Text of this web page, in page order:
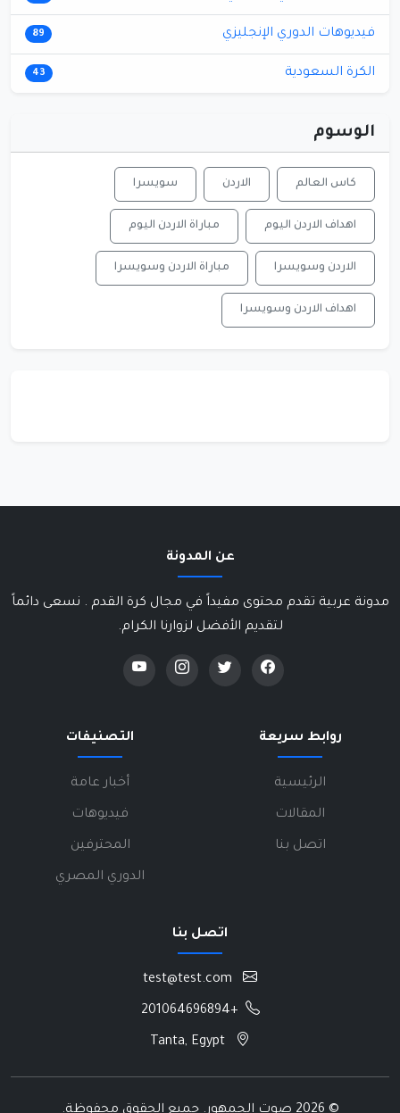
فيديوهات الدوري الإنجليزي 89
الكرة السعودية 43
الوسوم
كاس العالم الاردن سويسرا
اهداف الاردن اليوم مباراة الاردن اليوم
الاردن وسويسرا مباراة الاردن وسويسرا
اهداف الاردن وسويسرا
عن المدونة
مدونة عربية تقدم محتوى مفيداً في مجال كرة القدم . نسعى دائماً
لتقديم الأفضل لزوارنا الكرام.
روابط سريعة
الرئيسية
المقالات
اتصل بنا
التصنيفات
أخبار عامة
فيديوهات
المحترفين
الدوري المصري
اتصل بنا
+201064696894
© 2026 صوت الجمهور. جميع الحقوق محفوظة.